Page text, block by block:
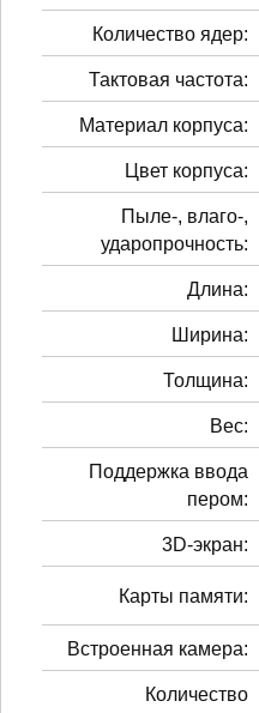
Количество ядер:
Тактовая частота:
Материал корпуса:
Цвет корпуса:
Пыле-, влаго-,
ударопрочность:
Длина:
Ширина:
Толщина:
Вес:
Поддержка ввода
пером:
3D-экран:
Карты памяти:
Встроенная камера:
Количество